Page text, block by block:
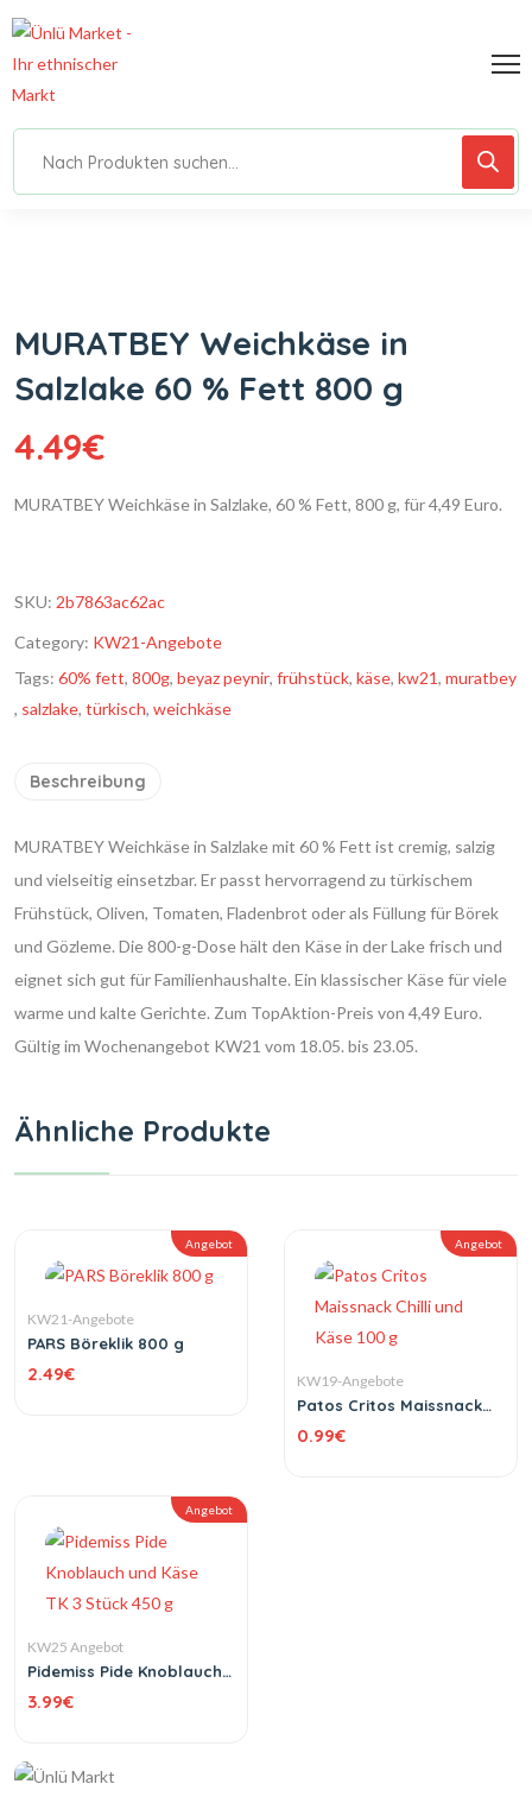
MURATBEY Weichkäse in
Salzlake 60 % Fett 800 g
4.49€
MURATBEY Weichkäse in Salzlake, 60 % Fett, 800 g, für 4,49 Euro.
SKU: 2b7863ac62ac
Category: KW21-Angebote
Tags: 60% fett, 800g, beyaz peynir, frühstück, käse, kw21, muratbey
, salzlake, türkisch, weichkäse
Beschreibung
MURATBEY Weichkäse in Salzlake mit 60 % Fett ist cremig, salzig
und vielseitig einsetzbar. Er passt hervorragend zu türkischem
Frühstück, Oliven, Tomaten, Fladenbrot oder als Füllung für Börek
und Gözleme. Die 800-g-Dose hält den Käse in der Lake frisch und
eignet sich gut für Familienhaushalte. Ein klassischer Käse für viele
warme und kalte Gerichte. Zum TopAktion-Preis von 4,49 Euro.
Gültig im Wochenangebot KW21 vom 18.05. bis 23.05.
Ähnliche Produkte
Angebot
KW21-Angebote
PARS Böreklik 800 g
2.49€
Angebot
KW19-Angebote
Patos Critos Maissnack
0.99€
Angebot
KW25 Angebot
Pidemiss Pide Knoblauch
3.99€